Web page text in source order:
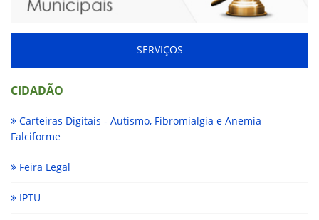
SERVIÇOS
CIDADÃO
Carteiras Digitais - Autismo, Fibromialgia e Anemia
Falciforme
Feira Legal
IPTU